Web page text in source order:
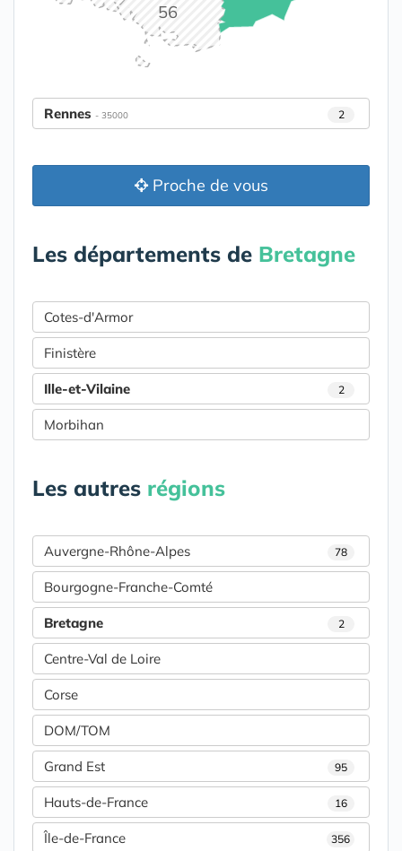
56
Rennes - 35000 2
Proche de vous
Les départements de Bretagne
Cotes-d'Armor
Finistère
Ille-et-Vilaine 2
Morbihan
Les autres régions
Auvergne-Rhône-Alpes 78
Bourgogne-Franche-Comté
Bretagne 2
Centre-Val de Loire
Corse
DOM/TOM
Grand Est 95
Hauts-de-France 16
Île-de-France 356